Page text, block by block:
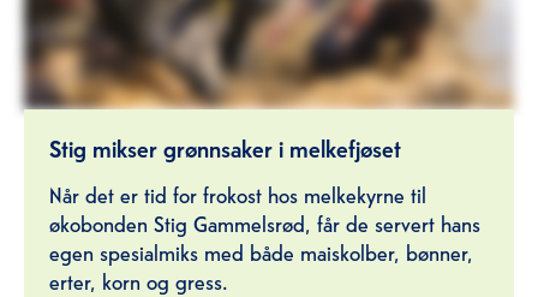
Stig mikser grønnsaker i melkefjøset
Når det er tid for frokost hos melkekyrne til
økobonden Stig Gammelsrød, får de servert hans
egen spesialmiks med både maiskolber, bønner,
erter, korn og gress.